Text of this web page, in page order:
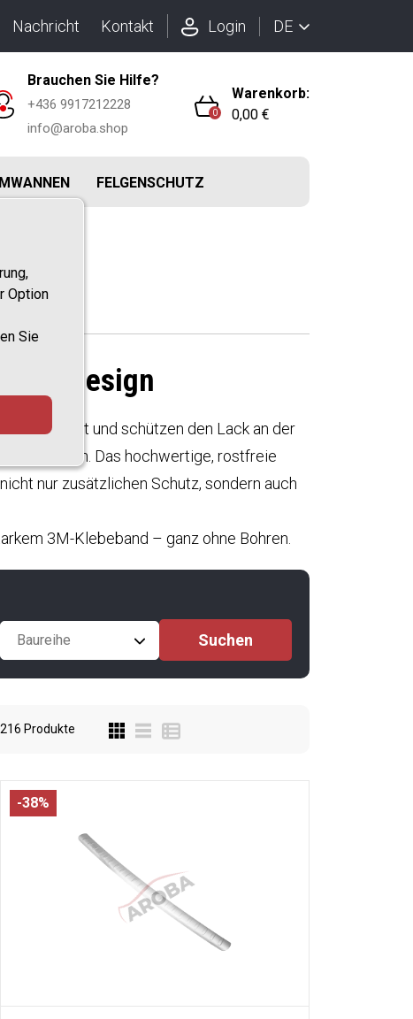
Nachricht Kontakt Login DE
Brauchen Sie Hilfe?
+436 9917212228
info@aroba.shop
0
Warenkorb:
0,00 €
FELGENSCHUTZ
Design
gefertigt und schützen den Lack an der
Das hochwertige, rostfreie
nur zusätzlichen Schutz, sondern auch
3M-Klebeband – ganz ohne Bohren.
Baureihe
216 Produkte
-38%
Option
Sie